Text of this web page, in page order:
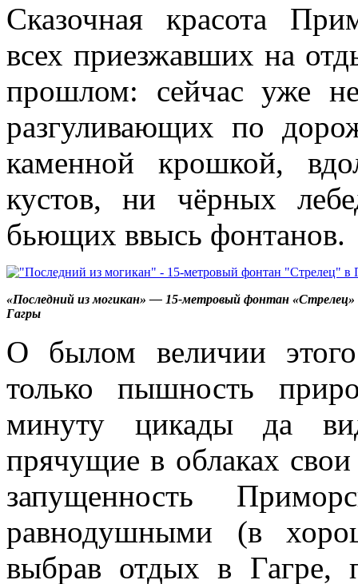
Сказочная красота
всех приезжавших на
прошлом: сейчас уже
разгуливающих по
каменной крошкой,
кустов, ни чёрных
бьющих ввысь фонтанов.
«Последний из могикан» — 15-метровый фонтан «Стрелец»
Гагры
О былом величии этого
только пышность
минуту цикады да
прячущие в облаках
запущенность
равнодушными (в
выбрав отдых в